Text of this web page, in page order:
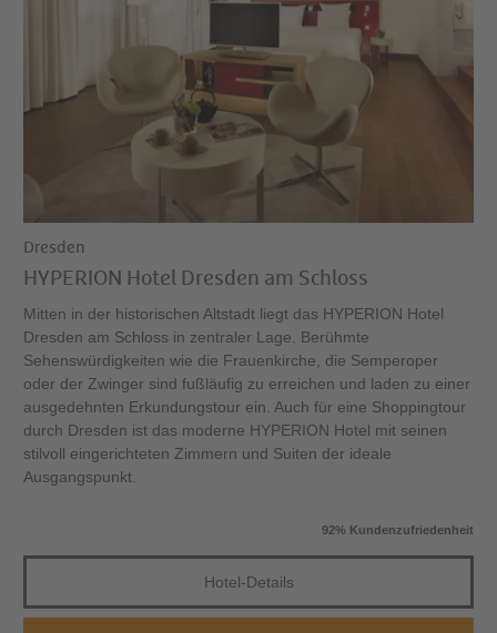
Dresden
HYPERION Hotel Dresden am Schloss
Mitten in der historischen Altstadt liegt das HYPERION Hotel
Dresden am Schloss in zentraler Lage. Berühmte
Sehenswürdigkeiten wie die Frauenkirche, die Semperoper
oder der Zwinger sind fußläufig zu erreichen und laden zu einer
ausgedehnten Erkundungstour ein. Auch für eine Shoppingtour
durch Dresden ist das moderne HYPERION Hotel mit seinen
stilvoll eingerichteten Zimmern und Suiten der ideale
Ausgangspunkt.
92% Kundenzufriedenheit
Hotel-Details